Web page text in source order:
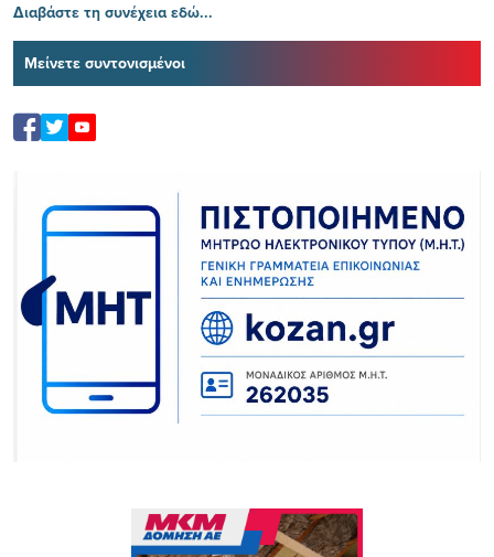
Διαβάστε τη συνέχεια εδώ...
Μείνετε συντονισμένοι